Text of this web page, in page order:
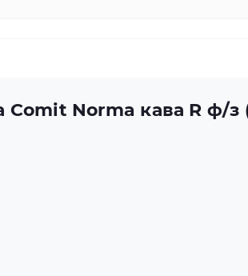
Norma кава R ф/з